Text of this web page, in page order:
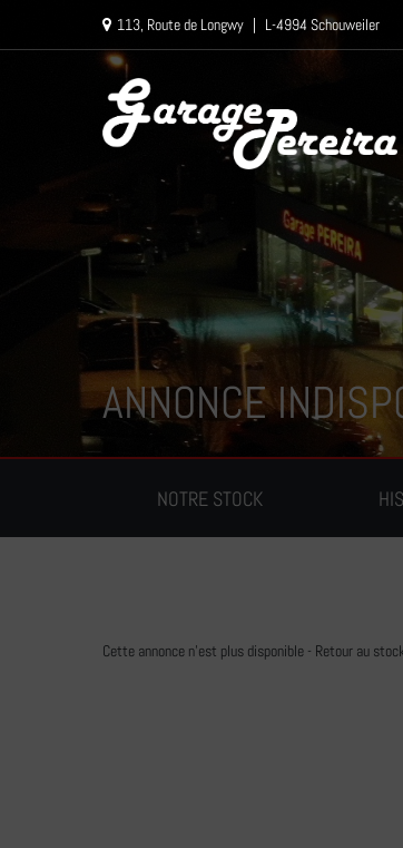
113, Route de Longwy | L-4994 Schouweiler
NOTRE STOCK
ANNONCE
Cette annonce n'est plus disponible - Retour au